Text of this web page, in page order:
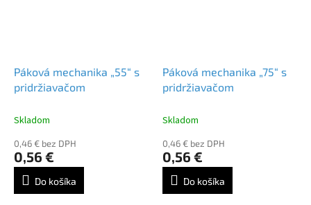
Páková mechanika „55“ s
pridržiavačom
Skladom
0,46 € bez DPH
0,56 €
Do košíka
Páková mechanika „75“ s
pridržiavačom
Skladom
0,46 € bez DPH
0,56 €
Do košíka